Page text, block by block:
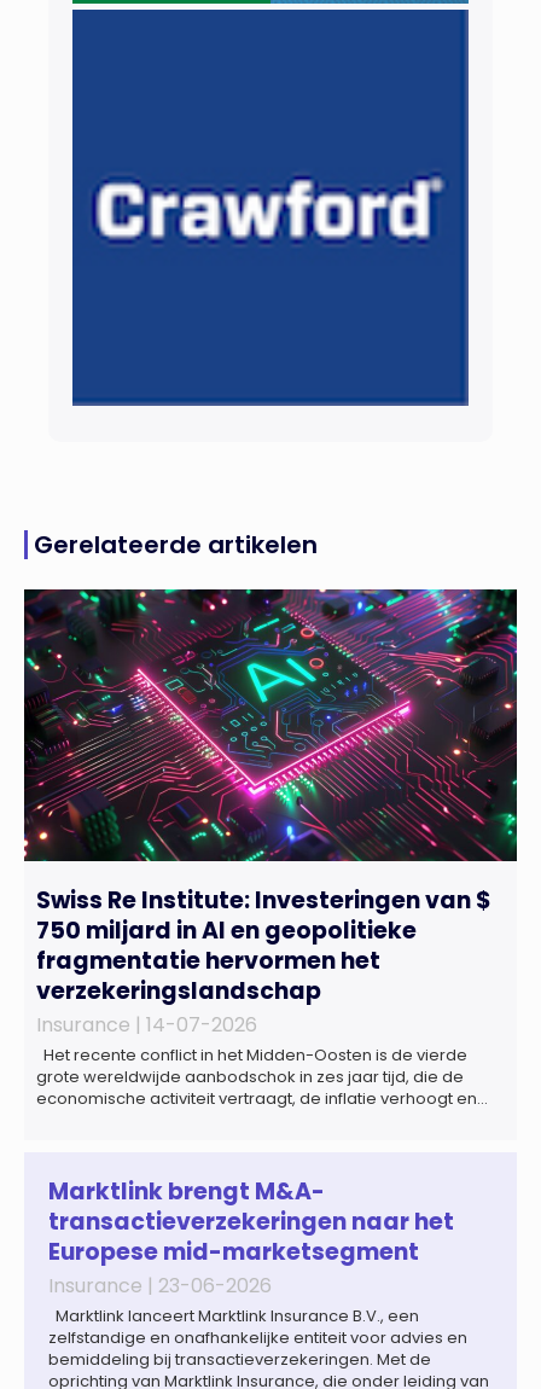
Gerelateerde artikelen
Swiss Re Institute: Investeringen van $
750 miljard in AI en geopolitieke
fragmentatie hervormen het
verzekeringslandschap
Insurance | 14-07-2026
Het recente conflict in het Midden-Oosten is de vierde
grote wereldwijde aanbodschok in zes jaar tijd, die de
economische activiteit vertraagt, de inflatie verhoogt en
wereldwijd naar verwachting afnemen tot 1,3% in reële
termen in […]
Marktlink brengt M&A-
transactieverzekeringen naar het
Europese mid-marketsegment
Insurance | 23-06-2026
Marktlink lanceert Marktlink Insurance B.V., een
zelfstandige en onafhankelijke entiteit voor advies en
bemiddeling bij transactieverzekeringen. Met de
oprichting van Marktlink Insurance, die onder leiding van